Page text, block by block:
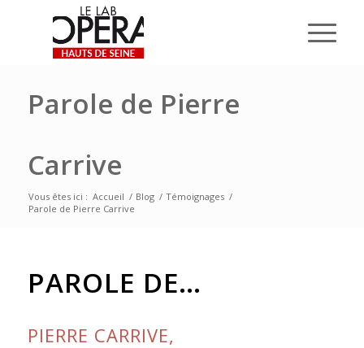
Parole de Pierre
Carrive
Vous êtes ici : Accueil / Blog / Témoignages /
Parole de Pierre Carrive
PAROLE DE…
PIERRE CARRIVE,